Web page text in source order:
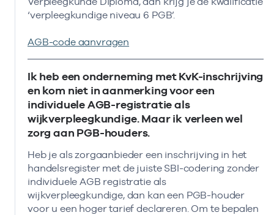
‘verpleegkundige niveau 6 PGB’.
AGB-code aanvragen
Ik heb een onderneming met KvK-inschrijving
en kom niet in aanmerking voor een
individuele AGB-registratie als
wijkverpleegkundige. Maar ik verleen wel
zorg aan PGB-houders.
Heb je als zorgaanbieder een inschrijving in het
handelsregister met de juiste SBI-codering zonder
individuele AGB registratie als
wijkverpleegkundige, dan kan een PGB-houder
voor u een hoger tarief declareren. Om te bepalen